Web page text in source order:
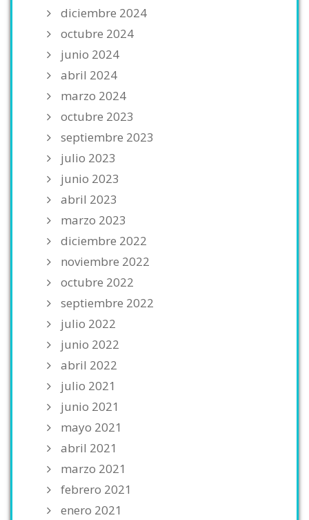
diciembre 2024
octubre 2024
junio 2024
abril 2024
marzo 2024
octubre 2023
septiembre 2023
julio 2023
junio 2023
abril 2023
marzo 2023
diciembre 2022
noviembre 2022
octubre 2022
septiembre 2022
julio 2022
junio 2022
abril 2022
julio 2021
junio 2021
mayo 2021
abril 2021
marzo 2021
febrero 2021
enero 2021